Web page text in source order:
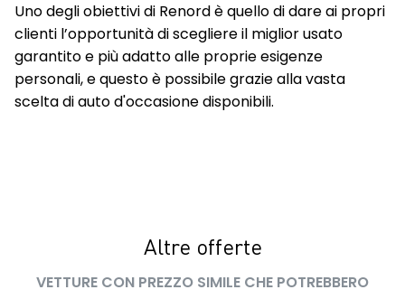
Uno degli obiettivi di Renord è quello di dare ai propri
clienti l’opportunità di scegliere il miglior usato
garantito e più adatto alle proprie esigenze
personali, e questo è possibile grazie alla vasta
scelta di auto d'occasione disponibili.
Altre offerte
VETTURE CON PREZZO SIMILE CHE POTREBBERO